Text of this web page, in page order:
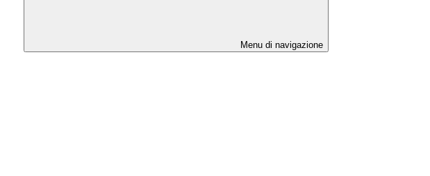
Menu di navigazione